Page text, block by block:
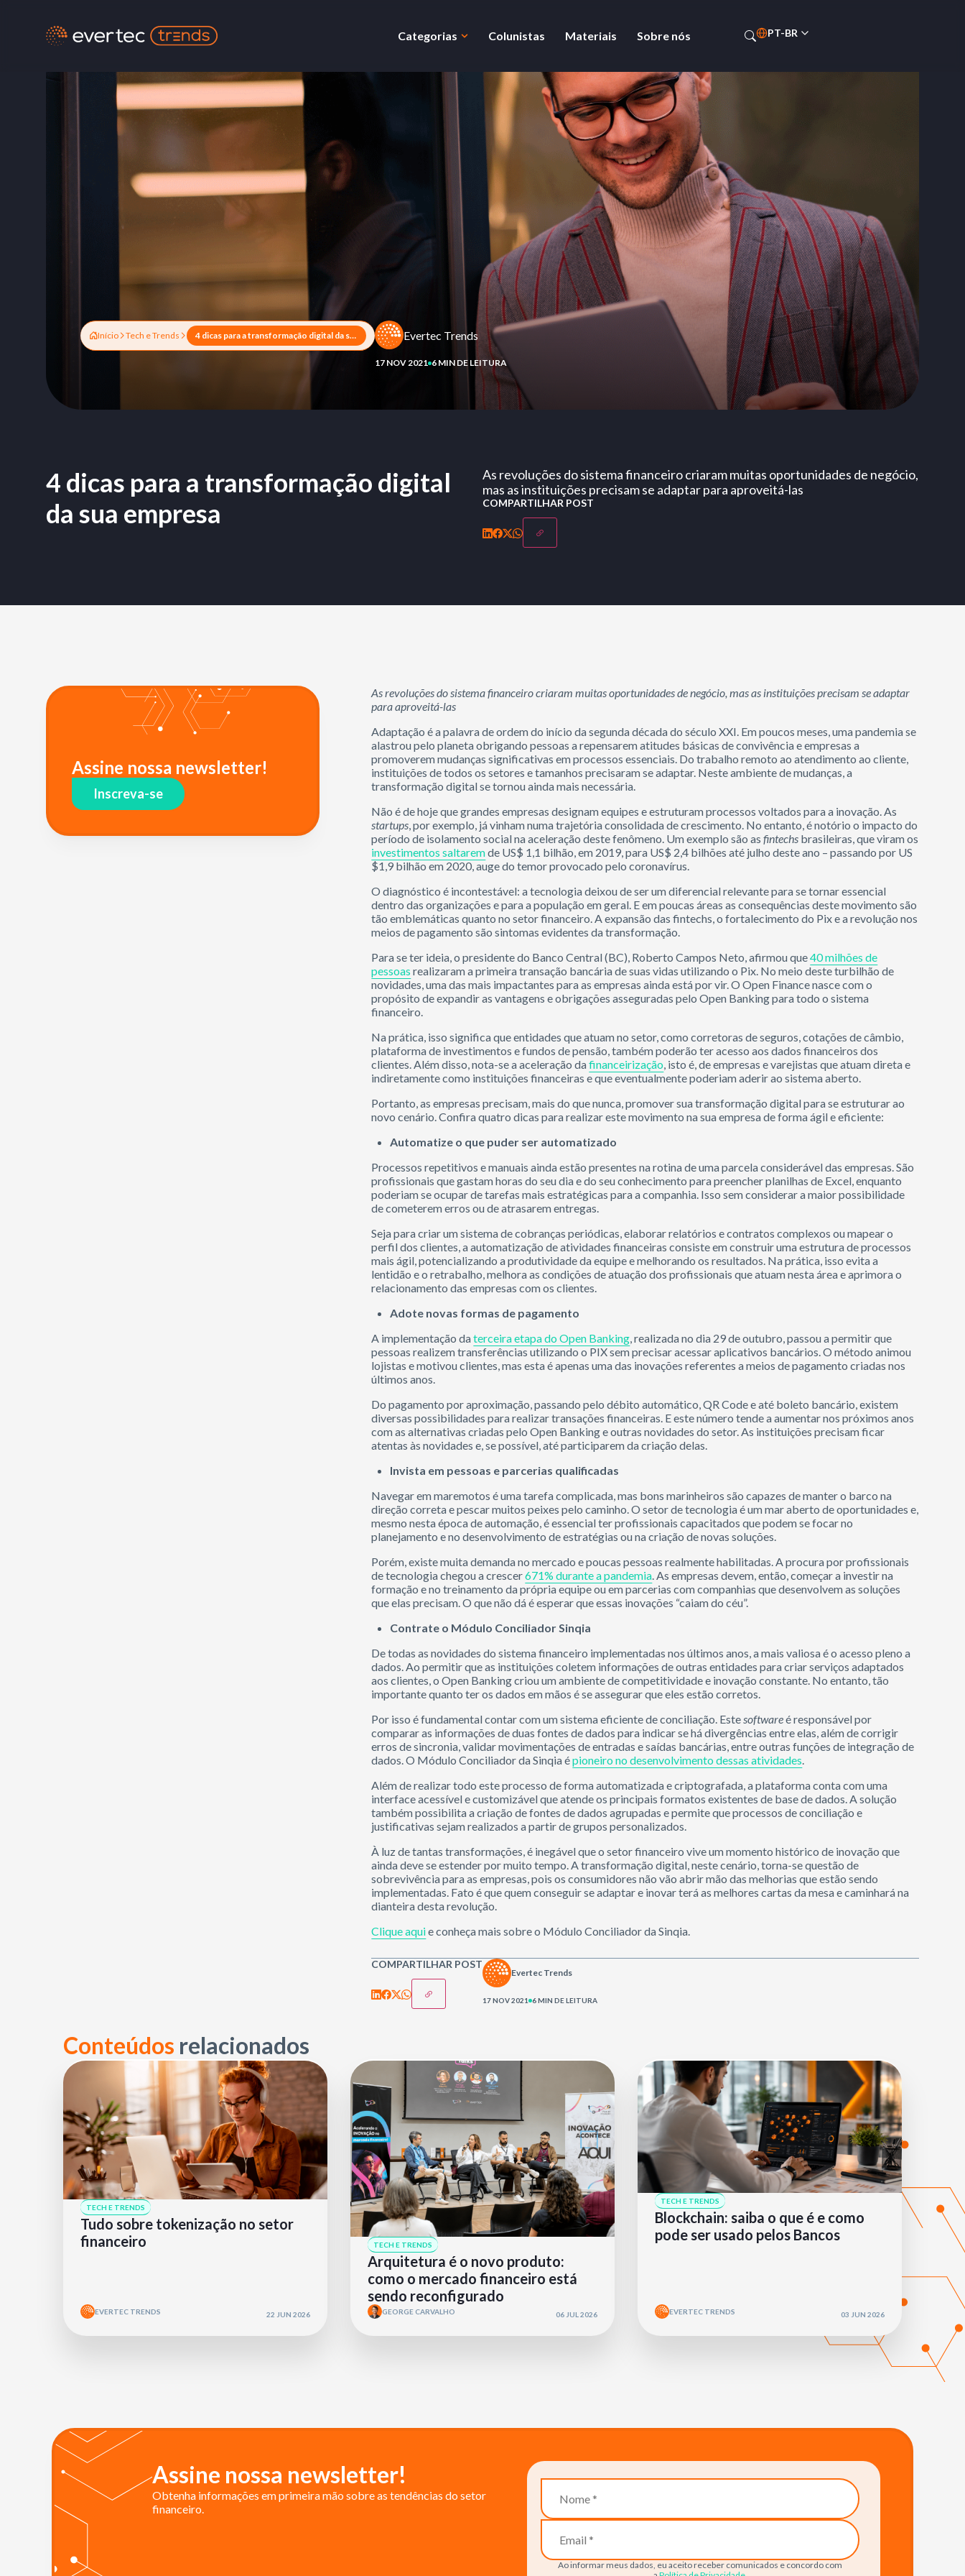
Categorias Colunistas Materiais Sobre nós PT-BR
Início Tech e Trends 4 dicas para a transformação digital da sua empresa Evertec Trends
17 NOV 2021 6 MIN DE LEITURA
4 dicas para a transformação digital
da sua empresa
As revoluções do sistema financeiro criaram muitas oportunidades de negócio,
mas as instituições precisam se adaptar para aproveitá-las
COMPARTILHAR POST
Assine nossa newsletter!
Inscreva-se
As revoluções do sistema financeiro criaram muitas oportunidades de negócio, mas as instituições precisam se adaptar
para aproveitá-las
Adaptação é a palavra de ordem do início da segunda década do século XXI. Em poucos meses, uma pandemia se
alastrou pelo planeta obrigando pessoas a repensarem atitudes básicas de convivência e empresas a
promoverem mudanças significativas em processos essenciais. Do trabalho remoto ao atendimento ao cliente,
instituições de todos os setores e tamanhos precisaram se adaptar. Neste ambiente de mudanças, a
transformação digital se tornou ainda mais necessária.
Não é de hoje que grandes empresas designam equipes e estruturam processos voltados para a inovação. As
startups, por exemplo, já vinham numa trajetória consolidada de crescimento. No entanto, é notório o impacto do
período de isolamento social na aceleração deste fenômeno. Um exemplo são asfintechs brasileiras, que viram os
investimentos saltaremde US$ 1,1 bilhão, em 2019, para US$ 2,4 bilhões até julho deste ano – passando por US
$1,9 bilhão em 2020, auge do temor provocado pelo coronavírus.
O diagnóstico é incontestável: a tecnologia deixou de ser um diferencial relevante para se tornar essencial
dentro das organizações e para a população em geral. E em poucas áreas as consequências deste movimento são
tão emblemáticas quanto no setor financeiro. A expansão das fintechs, o fortalecimento do Pix e a revolução nos
meios de pagamento são sintomas evidentes da transformação.
Para se ter ideia, o presidente do Banco Central (BC), Roberto Campos Neto, afirmou que40 milhões de
pessoas realizaram a primeira transação bancária de suas vidas utilizando o Pix. No meio deste turbilhão de
novidades, uma das mais impactantes para as empresas ainda está por vir. O Open Finance nasce com o
propósito de expandir as vantagens e obrigações asseguradas pelo Open Banking para todo o sistema
financeiro.
Na prática, isso significa que entidades que atuam no setor, como corretoras de seguros, cotações de câmbio,
plataforma de investimentos e fundos de pensão, também poderão ter acesso aos dados financeiros dos
clientes. Além disso, nota-se a aceleração dafinanceirização, isto é, de empresas e varejistas que atuam direta e
indiretamente como instituições financeiras e que eventualmente poderiam aderir ao sistema aberto.
Portanto, as empresas precisam, mais do que nunca, promover sua transformação digital para se estruturar ao
novo cenário. Confira quatro dicas para realizar este movimento na sua empresa de forma ágil e eficiente:
Automatize o que puder ser automatizado
Processos repetitivos e manuais ainda estão presentes na rotina de uma parcela considerável das empresas. São
profissionais que gastam horas do seu dia e do seu conhecimento para preencher planilhas de Excel, enquanto
poderiam se ocupar de tarefas mais estratégicas para a companhia. Isso sem considerar a maior possibilidade
de cometerem erros ou de atrasarem entregas.
Seja para criar um sistema de cobranças periódicas, elaborar relatórios e contratos complexos ou mapear o
perfil dos clientes, a automatização de atividades financeiras consiste em construir uma estrutura de processos
mais ágil, potencializando a produtividade da equipe e melhorando os resultados. Na prática, isso evita a
lentidão e o retrabalho, melhora as condições de atuação dos profissionais que atuam nesta área e aprimora o
relacionamento das empresas com os clientes.
Adote novas formas de pagamento
A implementação daterceira etapa do Open Banking, realizada no dia 29 de outubro, passou a permitir que
pessoas realizem transferências utilizando o PIX sem precisar acessar aplicativos bancários. O método animou
lojistas e motivou clientes, mas esta é apenas uma das inovações referentes a meios de pagamento criadas nos
últimos anos.
Do pagamento por aproximação, passando pelo débito automático, QR Code e até boleto bancário, existem
diversas possibilidades para realizar transações financeiras. E este número tende a aumentar nos próximos anos
com as alternativas criadas pelo Open Banking e outras novidades do setor. As instituições precisam ficar
atentas às novidades e, se possível, até participarem da criação delas.
Invista em pessoas e parcerias qualificadas
Navegar em maremotos é uma tarefa complicada, mas bons marinheiros são capazes de manter o barco na
direção correta e pescar muitos peixes pelo caminho. O setor de tecnologia é um mar aberto de oportunidades e,
mesmo nesta época de automação, é essencial ter profissionais capacitados que podem se focar no
planejamento e no desenvolvimento de estratégias ou na criação de novas soluções.
Porém, existe muita demanda no mercado e poucas pessoas realmente habilitadas. A procura por profissionais
de tecnologia chegou a crescer671% durante a pandemia. As empresas devem, então, começar a investir na
formação e no treinamento da própria equipe ou em parcerias com companhias que desenvolvem as soluções
que elas precisam. O que não dá é esperar que essas inovações “caiam do céu”.
Contrate o Módulo Conciliador Sinqia
De todas as novidades do sistema financeiro implementadas nos últimos anos, a mais valiosa é o acesso pleno a
dados. Ao permitir que as instituições coletem informações de outras entidades para criar serviços adaptados
aos clientes, o Open Banking criou um ambiente de competitividade e inovação constante. No entanto, tão
importante quanto ter os dados em mãos é se assegurar que eles estão corretos.
Por isso é fundamental contar com um sistema eficiente de conciliação. Estesoftwareé responsável por
comparar as informações de duas fontes de dados para indicar se há divergências entre elas, além de corrigir
erros de sincronia, validar movimentações de entradas e saídas bancárias, entre outras funções de integração de
dados. O Módulo Conciliador da Sinqia épioneiro no desenvolvimento dessas atividades.
Além de realizar todo este processo de forma automatizada e criptografada, a plataforma conta com uma
interface acessível e customizável que atende os principais formatos existentes de base de dados. A solução
também possibilita a criação de fontes de dados agrupadas e permite que processos de conciliação e
justificativas sejam realizados a partir de grupos personalizados.
À luz de tantas transformações, é inegável que o setor financeiro vive um momento histórico de inovação que
ainda deve se estender por muito tempo. A transformação digital, neste cenário, torna-se questão de
sobrevivência para as empresas, pois os consumidores não vão abrir mão das melhorias que estão sendo
implementadas. Fato é que quem conseguir se adaptar e inovar terá as melhores cartas da mesa e caminhará na
dianteira desta revolução.
Clique aquie conheça mais sobre o Módulo Conciliador da Sinqia.
COMPARTILHAR POST
Evertec Trends
17 NOV 2021 6 MIN DE LEITURA
Conteúdos relacionados
TECH E TRENDS
Tudo sobre tokenização no setor
financeiro
EVERTEC TRENDS 22 JUN 2026
TECH E TRENDS
Arquitetura é o novo produto:
como o mercado financeiro está
sendo reconfigurado
GEORGE CARVALHO 06 JUL 2026
TECH E TRENDS
Blockchain: saiba o que é e como
pode ser usado pelos Bancos
EVERTEC TRENDS 03 JUN 2026
Assine nossa newsletter!
Obtenha informações em primeira mão sobre as tendências do setor
financeiro.
Ao informar meus dados, eu aceito receber comunicados e concordo com